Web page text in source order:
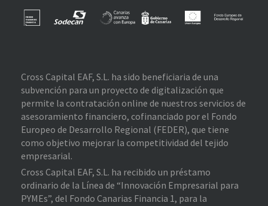
Cross Capital EAF, S.L. ha sido beneficiaria de una
subvención para un proyecto de digitalización que
permite la contratación online de nuestros servicios de
asesoramiento financiero, cofinanciado por el Fondo
Europeo de Desarrollo Regional (FEDER), que tiene
como objetivo mejorar la competitividad del tejido
empresarial.
Cross Capital EAF, S.L. ha recibido un préstamo
ordinario de la Línea de “Innovación Empresarial para
PYMEs”, del Fondo Canarias Financia 1, para la